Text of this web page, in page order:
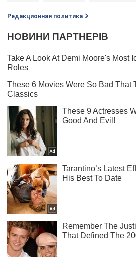
Редакционная политика